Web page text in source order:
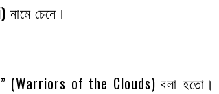
নামে চেনে।
(Warriors of the Clouds) বলা